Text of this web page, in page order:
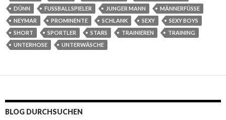
DÜNN
FUSSBALLSPIELER JUNGER MANN
MÄNNERFÜSSE
NEYMAR
PROMINENTE SCHLANK SEXY
SEXY BOYS
SHORT
SPORTLER STARS TRAINIEREN
TRAINING
UNTERHOSE
UNTERWÄSCHE
BLOG DURCHSUCHEN